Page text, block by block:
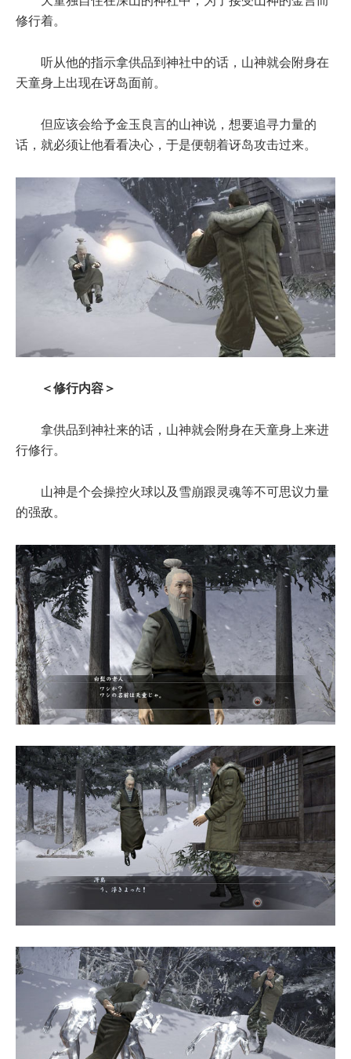
修行着。
听从他的指示拿供品到神社中的话，山神就会附身在
天童身上出现在讶岛面前。
但应该会给予金玉良言的山神说，想要追寻力量的
话，就必须让他看看决心，于是便朝着讶岛攻击过来。
＜修行内容＞
拿供品到神社来的话，山神就会附身在天童身上来进
行修行。
山神是个会操控火球以及雪崩跟灵魂等不可思议力量
的强敌。